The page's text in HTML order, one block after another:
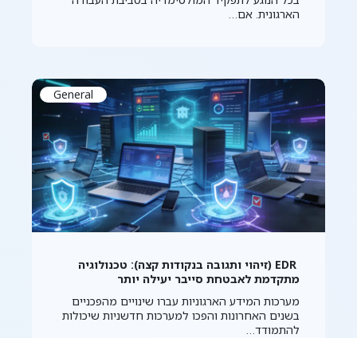
הארגונית. אם…
General
EDR (זיהוי ותגובה בנקודות קצה): טכנולוגיה
מתקדמת לאבטחת סייבר יעילה יותר
מערכות המידע הארגוניות עברו שינויים מהפכניים
בשנים האחרונות והפכו למערכות חדשניות שיכולות
להתמודד…